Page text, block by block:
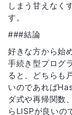
しまう甘えなく
す。
###結論
好きな方から始
手続き型プログ
ると、どちらも
いのであれば
ダ式や再帰関数
らLISPが良いの